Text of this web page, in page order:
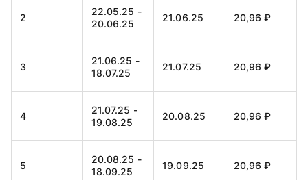
08.09.27
08.10.27
05.11.27
07.12.27
2
22.05.25 -
20.06.25
21.06.25 20,96 ₽
3
21.06.25 -
18.07.25
21.07.25 20,96 ₽
4
21.07.25 -
19.08.25
20.08.25 20,96 ₽
5
20.08.25 -
18.09.25
19.09.25 20,96 ₽